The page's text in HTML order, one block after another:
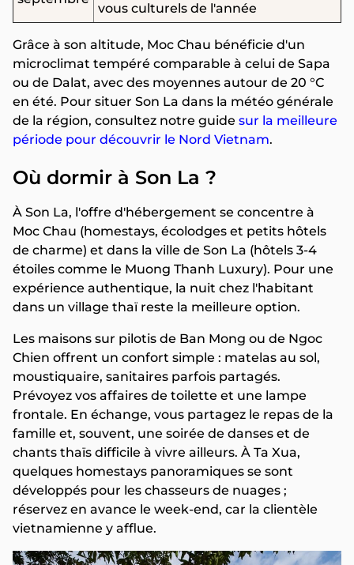
vous culturels de l'année
Grâce à son altitude, Moc Chau bénéficie d'un
microclimat tempéré comparable à celui de Sapa
ou de Dalat, avec des moyennes autour de 20 °C
en été. Pour situer Son La dans la météo générale
de la région, consultez notre guide sur la meilleure
période pour découvrir le Nord Vietnam.
Où dormir à Son La ?
À Son La, l'offre d'hébergement se concentre à
Moc Chau (homestays, écolodges et petits hôtels
de charme) et dans la ville de Son La (hôtels 3-4
étoiles comme le Muong Thanh Luxury). Pour une
expérience authentique, la nuit chez l'habitant
dans un village thaï reste la meilleure option.
Les maisons sur pilotis de Ban Mong ou de Ngoc
Chien offrent un confort simple : matelas au sol,
moustiquaire, sanitaires parfois partagés.
Prévoyez vos affaires de toilette et une lampe
frontale. En échange, vous partagez le repas de la
famille et, souvent, une soirée de danses et de
chants thaïs difficile à vivre ailleurs. À Ta Xua,
quelques homestays panoramiques se sont
développés pour les chasseurs de nuages ;
réservez en avance le week-end, car la clientèle
vietnamienne y afflue.